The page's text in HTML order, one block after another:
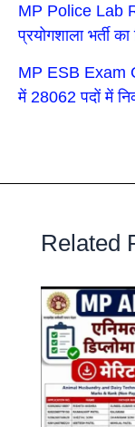
MP Police Lab
प्रयोगशाला भर्ती
MP ESB Exam
में 28062 पदों में
Related